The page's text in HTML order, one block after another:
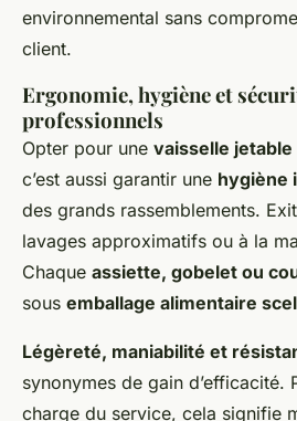
environnemental sans
client.
Ergonomie, hygiène et
professionnels
Opter pour une vaisselle
c’est aussi garantir une hygiène
des grands rassemblements.
lavages approximatifs ou à la
Chaque assiette, gobelet ou
sous emballage alimentaire
Légèreté, maniabilité et
synonymes de gain d’efficacité.
charge du service, cela signifie